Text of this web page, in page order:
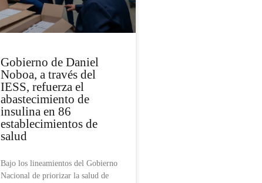
Gobierno de Daniel
Noboa, a través del
IESS, refuerza el
abastecimiento de
insulina en 86
establecimientos de
salud
Bajo los lineamientos del Gobierno
Nacional de priorizar la salud de